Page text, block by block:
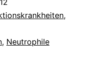
,
, Neutrophile